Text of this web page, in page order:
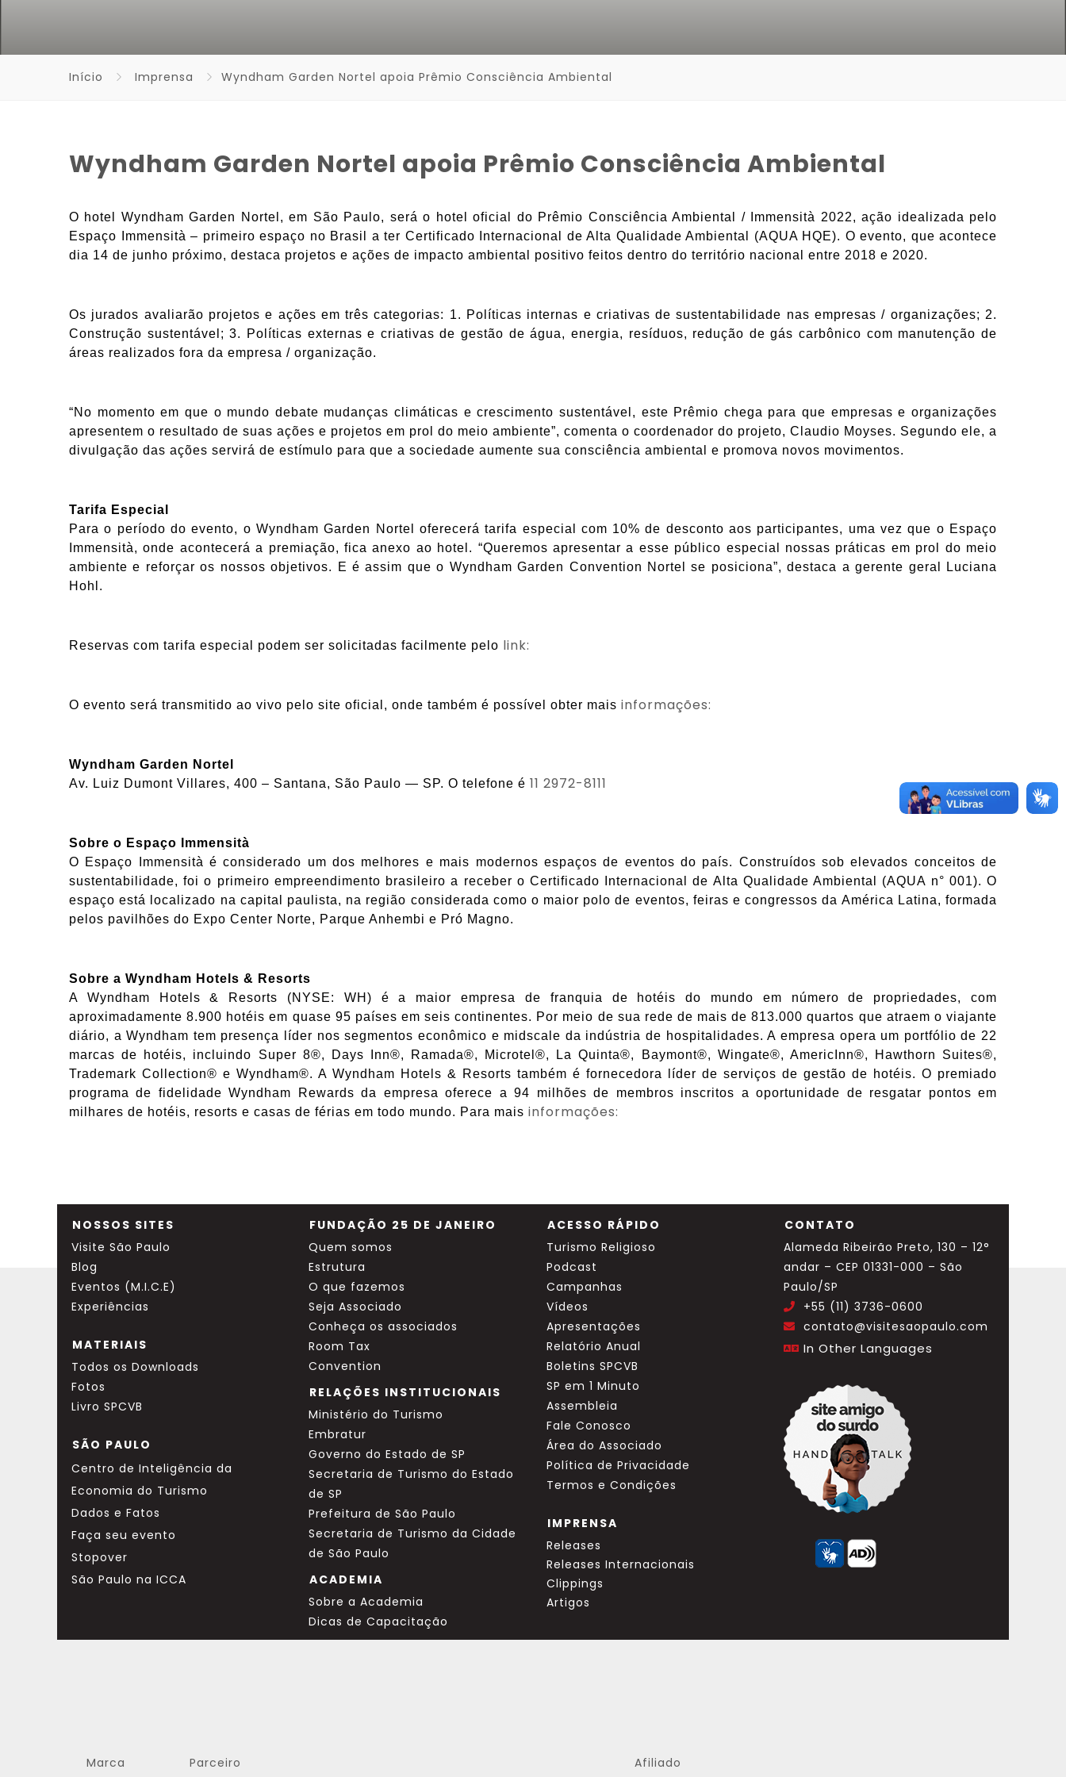
Início Imprensa Wyndham Garden Nortel apoia Prêmio Consciência Ambiental
Wyndham Garden Nortel apoia Prêmio Consciência Ambiental
O hotel Wyndham Garden Nortel, em São Paulo, será o hotel oficial do Prêmio Consciência Ambiental / Immensità 2022, ação idealizada pelo
Espaço Immensità – primeiro espaço no Brasil a ter Certificado Internacional de Alta Qualidade Ambiental (AQUA HQE). O evento, que acontece
dia 14 de junho próximo, destaca projetos e ações de impacto ambiental positivo feitos dentro do território nacional entre 2018 e 2020.
Os jurados avaliarão projetos e ações em três categorias: 1. Políticas internas e criativas de sustentabilidade nas empresas / organizações; 2.
Construção sustentável; 3. Políticas externas e criativas de gestão de água, energia, resíduos, redução de gás carbônico com manutenção de
áreas realizados fora da empresa / organização.
“No momento em que o mundo debate mudanças climáticas e crescimento sustentável, este Prêmio chega para que empresas e organizações
apresentem o resultado de suas ações e projetos em prol do meio ambiente”, comenta o coordenador do projeto, Claudio Moyses. Segundo ele, a
divulgação das ações servirá de estímulo para que a sociedade aumente sua consciência ambiental e promova novos movimentos.
Tarifa Especial
Para o período do evento, o Wyndham Garden Nortel oferecerá tarifa especial com 10% de desconto aos participantes, uma vez que o Espaço
Immensità, onde acontecerá a premiação, fica anexo ao hotel. “Queremos apresentar a esse público especial nossas práticas em prol do meio
ambiente e reforçar os nossos objetivos. E é assim que o Wyndham Garden Convention Nortel se posiciona”, destaca a gerente geral Luciana
Hohl.
Reservas com tarifa especial podem ser solicitadas facilmente pelo link:
O evento será transmitido ao vivo pelo site oficial, onde também é possível obter mais informações:
Wyndham Garden Nortel
Av. Luiz Dumont Villares, 400 – Santana, São Paulo — SP. O telefone é 11 2972-8111
Sobre o Espaço Immensità
O Espaço Immensità é considerado um dos melhores e mais modernos espaços de eventos do país. Construídos sob elevados conceitos de
sustentabilidade, foi o primeiro empreendimento brasileiro a receber o Certificado Internacional de Alta Qualidade Ambiental (AQUA n° 001). O
espaço está localizado na capital paulista, na região considerada como o maior polo de eventos, feiras e congressos da América Latina, formada
pelos pavilhões do Expo Center Norte, Parque Anhembi e Pró Magno.
Sobre a Wyndham Hotels & Resorts
A Wyndham Hotels & Resorts (NYSE: WH) é a maior empresa de franquia de hotéis do mundo em número de propriedades, com
aproximadamente 8.900 hotéis em quase 95 países em seis continentes. Por meio de sua rede de mais de 813.000 quartos que atraem o viajante
diário, a Wyndham tem presença líder nos segmentos econômico e midscale da indústria de hospitalidades. A empresa opera um portfólio de 22
marcas de hotéis, incluindo Super 8®, Days Inn®, Ramada®, Microtel®, La Quinta®, Baymont®, Wingate®, AmericInn®, Hawthorn Suites®,
Trademark Collection® e Wyndham®. A Wyndham Hotels & Resorts também é fornecedora líder de serviços de gestão de hotéis. O premiado
programa de fidelidade Wyndham Rewards da empresa oferece a 94 milhões de membros inscritos a oportunidade de resgatar pontos em
milhares de hotéis, resorts e casas de férias em todo mundo. Para mais informações:
NOSSOS SITES
Visite São Paulo
Blog
Eventos (M.I.C.E)
Experiências
MATERIAIS
Todos os Downloads
Fotos
Livro SPCVB
SÃO PAULO
Centro de Inteligência da
Economia do Turismo
Dados e Fatos
Faça seu evento
Stopover
São Paulo na ICCA
FUNDAÇÃO 25 DE JANEIRO
Quem somos
Estrutura
O que fazemos
Seja Associado
Conheça os associados
Room Tax
Convention
RELAÇÕES INSTITUCIONAIS
Ministério do Turismo
Embratur
Governo do Estado de SP
Secretaria de Turismo do Estado
de SP
Prefeitura de São Paulo
Secretaria de Turismo da Cidade
de São Paulo
ACADEMIA
Sobre a Academia
Dicas de Capacitação
ACESSO RÁPIDO
Turismo Religioso
Podcast
Campanhas
Vídeos
Apresentações
Relatório Anual
Boletins SPCVB
SP em 1 Minuto
Assembleia
Fale Conosco
Área do Associado
Política de Privacidade
Termos e Condições
IMPRENSA
Releases
Releases Internacionais
Clippings
Artigos
CONTATO
Alameda Ribeirão Preto, 130 – 12°
andar – CEP 01331-000 – São
Paulo/SP
+55 (11) 3736-0600
contato@visitesaopaulo.com
In Other Languages
Marca Parceiro Afiliado